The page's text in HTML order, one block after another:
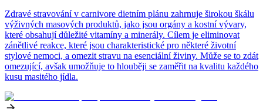
Zdravé stravování v carnivore dietním plánu zahrnuje širokou škálu
výživných masových produktů, jako jsou orgány a kostní vývary,
které obsahují důležité vitamíny a minerály. Cílem je eliminovat
zánětlivé reakce, které jsou charakteristické pro některé životní
stylové nemoci, a omezit stravu na esenciální živiny. Může se to zdát
omezující, avšak umožňuje to hlouběji se zaměřit na kvalitu každého
kusu masitého jídla.